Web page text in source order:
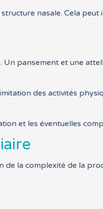
nasale. Cela peut
Un pansement et une
des activités
et les éventuelles
de la complexité de la